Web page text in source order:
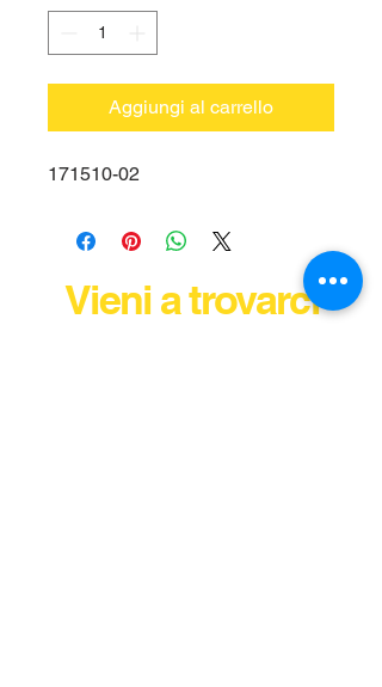
Aggiungi al carrello
171510-02
Vieni a trovarci